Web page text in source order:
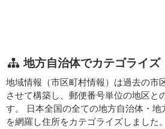
地方自治体でカテゴライズ
地域情報（市区町村情報）は過去の市
させて構築し、郵便番号単位の地区と
す。 日本全国の全ての地方自治体・地
を網羅し住所をカテゴライズしました